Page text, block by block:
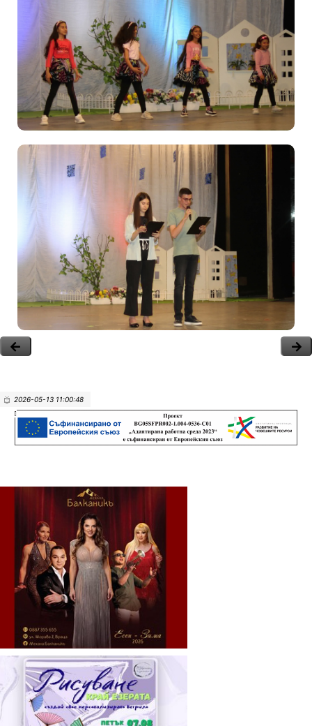
2026-05-13 11:00:48